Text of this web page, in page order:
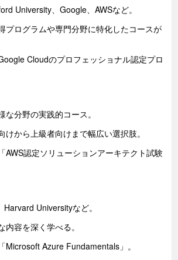
University、Google、AWSなど。
プログラムや専門分野に特化したコースが
Cloudのプロフェッショナル認定プロ
な分野の実践的コース。
けから上級者向けまで幅広い選択肢。
AWS認定ソリューションアーキテクト試験
Universityなど。
内容を深く学べる。
Microsoft Azure Fundamentals」。